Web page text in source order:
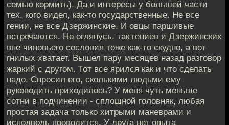
семью кормить). Да и интересы у большей части
тех, кого видел, как-то государственные. Не все
гении, не все Дзержинские. И овцы паршивые
встречаются. Но оглянусь, так гениев и Дзержинских
вне чиновьего сословия тоже как-то скудно, а вот
гнилых хватает. Вышел пару месяцев назад разговор
жаркий с другом. Тот все ярился как и что сделать
надо. Спросил его, сколькими людьми ему
руководить приходилось? У меня чуть меньше
сотни в подчинении - сплошной головняк, любая
простая задача только хитрыми маневрами и
исподволь проводится. У друга нет опыта